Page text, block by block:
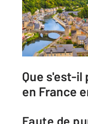
Que s'est-il
en France
Faute de purger ​ses excès